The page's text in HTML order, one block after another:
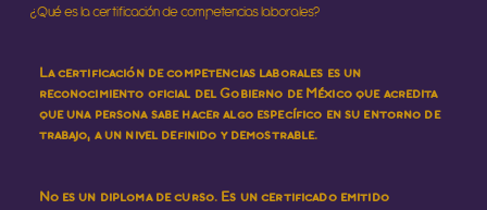
¿Qué es la certificación de competencias laborales?
La certificación de competencias laborales es un
reconocimiento oficial del Gobierno de México que acredita
que una persona sabe hacer algo específico en su entorno de
trabajo, a un nivel definido y demostrable.
No es un diploma de curso. Es un certificado emitido